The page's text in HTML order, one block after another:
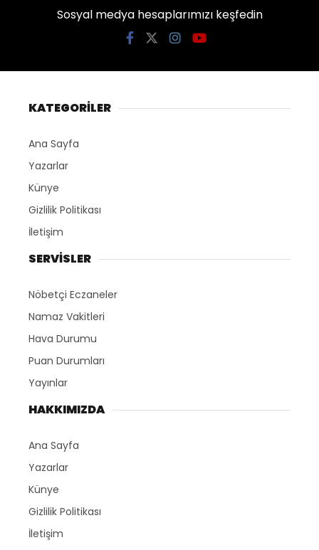
Sosyal medya hesaplarımızı keşfedin
KATEGORİLER
Ana Sayfa
Yazarlar
Künye
Gizlilik Politikası
İletişim
SERVİSLER
Nöbetçi Eczaneler
Namaz Vakitleri
Hava Durumu
Puan Durumları
Yayınlar
HAKKIMIZDA
Ana Sayfa
Yazarlar
Künye
Gizlilik Politikası
İletişim